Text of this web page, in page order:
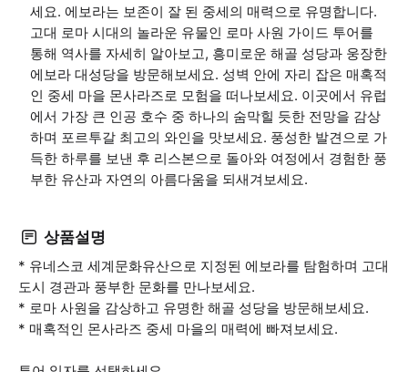
세요. 에보라는 보존이 잘 된 중세의 매력으로 유명합니다.
고대 로마 시대의 놀라운 유물인 로마 사원 가이드 투어를
통해 역사를 자세히 알아보고, 흥미로운 해골 성당과 웅장한
에보라 대성당을 방문해보세요. 성벽 안에 자리 잡은 매혹적
인 중세 마을 몬사라즈로 모험을 떠나보세요. 이곳에서 유럽
에서 가장 큰 인공 호수 중 하나의 숨막힐 듯한 전망을 감상
하며 포르투갈 최고의 와인을 맛보세요. 풍성한 발견으로 가
득한 하루를 보낸 후 리스본으로 돌아와 여정에서 경험한 풍
부한 유산과 자연의 아름다움을 되새겨보세요.
상품설명
* 유네스코 세계문화유산으로 지정된 에보라를 탐험하며 고대
도시 경관과 풍부한 문화를 만나보세요.
* 로마 사원을 감상하고 유명한 해골 성당을 방문해보세요.
* 매혹적인 몬사라즈 중세 마을의 매력에 빠져보세요.